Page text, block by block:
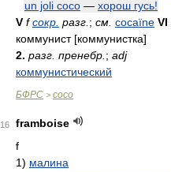
un joli coco — хорош гусь!
V fсокр. разг. ; см. cocaïne VI
коммунист [коммунистка]
2. разг. пренебр. ; adj
коммунистический
БФРС > coco
16
framboise
f
1) малина